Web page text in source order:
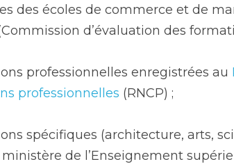
des écoles de commerce et de
d’évaluation des
professionnelles enregistrées au
professionnelles (RNCP) ;
spécifiques (architecture, arts,
de l’Enseignement